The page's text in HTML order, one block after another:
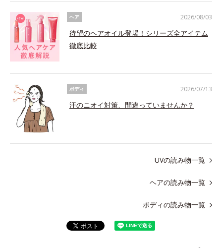
ヘア
待望のヘアオイル登場！シリーズ全アイテム
徹底比較
2026/08/03
ボディ
汗のニオイ対策、間違っていませんか？
2026/07/13
UVの読み物一覧
ヘアの読み物一覧
ボディの読み物一覧